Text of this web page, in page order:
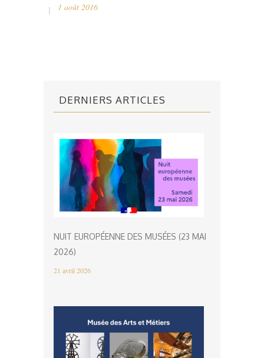
1 août 2016
DERNIERS ARTICLES
NUIT EUROPÉENNE DES MUSÉES (23 MAI
2026)
21 avril 2026